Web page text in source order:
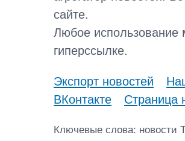
сайте.
Любое использование
гиперссылке.
Экспорт новостей
ВКонтакте
Страница
Ключевые слова: новости